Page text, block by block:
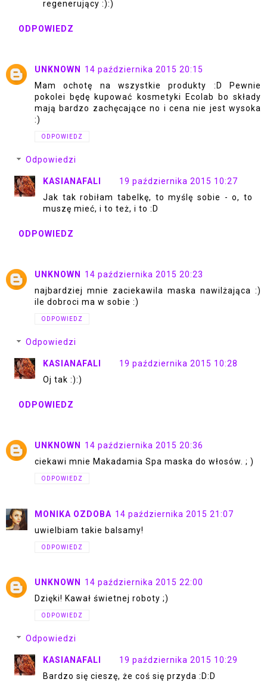
regenerujący :):)
ODPOWIEDZ
UNKNOWN
14 października 2015 20:15
Mam ochotę na wszystkie produkty :D Pewnie
pokolei będę kupować kosmetyki Ecolab bo składy
mają bardzo zachęcające no i cena nie jest wysoka
:)
ODPOWIEDZ
Odpowiedzi
KASIANAFALI
19 października 2015 10:27
Jak tak robiłam tabelkę, to myślę sobie - o, to
muszę mieć, i to też, i to :D
ODPOWIEDZ
UNKNOWN
14 października 2015 20:23
najbardziej mnie zaciekawila maska nawilżająca :)
ile dobroci ma w sobie :)
ODPOWIEDZ
Odpowiedzi
KASIANAFALI
19 października 2015 10:28
Oj tak :):)
ODPOWIEDZ
UNKNOWN
14 października 2015 20:36
ciekawi mnie Makadamia Spa maska do włosów. ; )
ODPOWIEDZ
MONIKA OZDOBA 14 października 2015 21:07
uwielbiam takie balsamy!
ODPOWIEDZ
UNKNOWN
14 października 2015 22:00
Dzięki! Kawał świetnej roboty ;)
ODPOWIEDZ
Odpowiedzi
KASIANAFALI
19 października 2015 10:29
Bardzo się cieszę, że coś się przyda :D:D